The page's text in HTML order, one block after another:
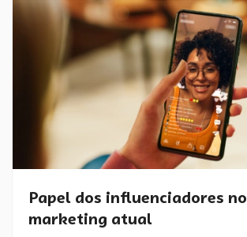
Papel dos influenciadores no
marketing atual